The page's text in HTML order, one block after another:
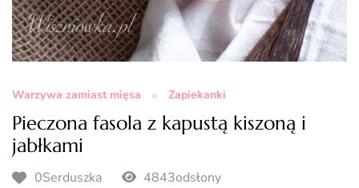
Warzywa zamiast mięsa Zapiekanki
Pieczona fasola z kapustą kiszoną i
jabłkami
0Serduszka 4843odsłony